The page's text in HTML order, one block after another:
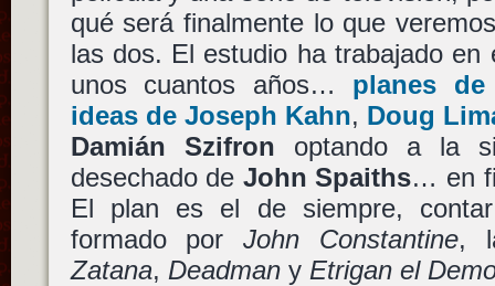
qué será finalmente lo que
las dos. El estudio ha trabajado en
unos cuantos años… planes
ideas de Joseph Kahn, Doug
Damián Szifron optando a la
desechado de John Spaiths… en
El plan es el de siempre,
formado porJohn Constantine,
Zatana, Deadmany Etrigan el